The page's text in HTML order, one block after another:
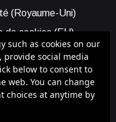
(Royaume-Uni)
de cookies (EU)
Policy (US)
à Blois Capitale
such as cookies on our
provide social media
below to consent to
web. You can change
choices at anytime by